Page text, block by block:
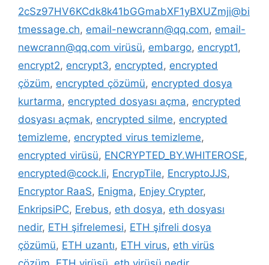
2cSz97HV6KCdk8k41bGGmabXF1yBXUZmji@bi
tmessage.ch, email-newcrann@qq.com, email-
newcrann@qq.com virüsü, embargo, encrypt1,
encrypt2, encrypt3, encrypted, encrypted
çözüm, encrypted çözümü, encrypted dosya
kurtarma, encrypted dosyası açma, encrypted
dosyası açmak, encrypted silme, encrypted
temizleme, encrypted virus temizleme,
encrypted virüsü, ENCRYPTED_BY.WHITEROSE,
encrypted@cock.li, EncrypTile, EncryptoJJS,
Encryptor RaaS, Enigma, Enjey Crypter,
EnkripsiPC, Erebus, eth dosya, eth dosyası
nedir, ETH şifrelemesi, ETH şifreli dosya
çözümü, ETH uzantı, ETH virus, eth virüs